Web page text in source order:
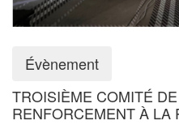
Évènement
TROISIÈME COMITÉ
RENFORCEMENT À LA